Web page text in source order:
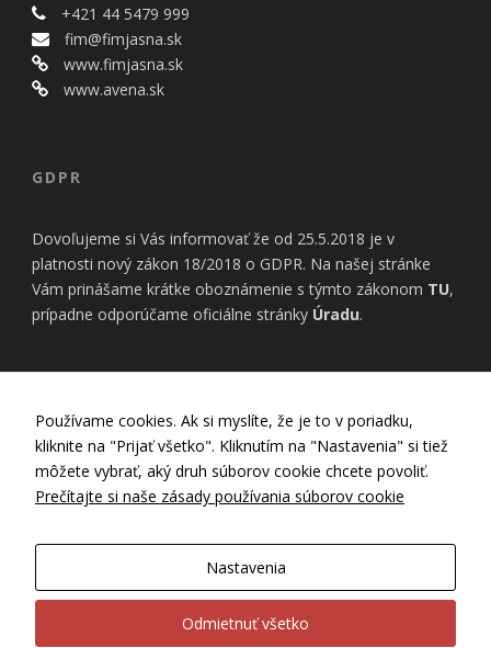
+421 44 5479 999
fim@fimjasna.sk
www.fimjasna.sk
www.avena.sk
GDPR
Dovoľujeme si Vás informovať že od 25.5.2018 je v
platnosti nový zákon 18/2018 o GDPR. Na našej stránke
Vám prinášame krátke oboznámenie s týmto zákonom TU,
prípadne odporúčame oficiálne stránky Úradu.
Nastavenia Cookies
Zásady používania cookies
Zásady ochrany osobných údajov
GDPR
Všeobecné obchodné podmienky
Záručný a reklamačný poriadok
Používame cookies. Ak si myslíte, že je to v poriadku,
kliknite na "Prijať všetko". Kliknutím na "Nastavenia" si tiež
môžete vybrať, aký druh súborov cookie chcete povoliť.
Prečítajte si naše zásady používania súborov cookie
Nastavenia
Odmietnuť všetko